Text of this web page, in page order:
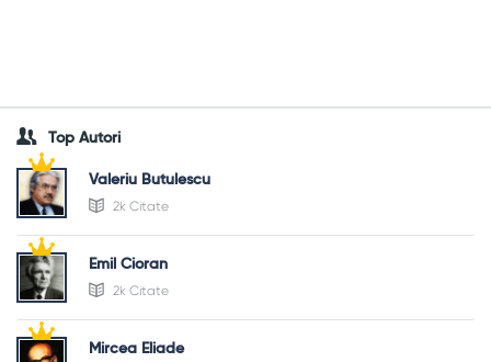
Top Autori
Valeriu Butulescu
2k Citate
Emil Cioran
2k Citate
Mircea Eliade